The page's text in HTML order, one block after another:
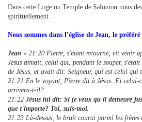
Dans cette Loge ou Temple de Salomon nous
spirituellement.
Nous sommes dans l’église de Jean, le préféré
Jean « 21:20 Pierre, s'étant retourné, vit venir
Jésus aimait, celui qui, pendant le souper,
de Jésus, et avait dit: Seigneur, qui est celui qui
21:21 En le voyant, Pierre dit à Jésus: Et celui-
arrivera-t-il?
21:22 Jésus lui dit: Si je veux qu'il demeure
que t'importe? Toi, suis-moi.
21:23 Là-dessus, le bruit courut parmi les frères